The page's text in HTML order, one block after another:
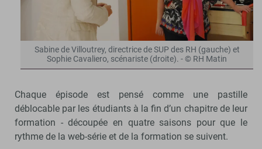
Sabine de Villoutrey, directrice de SUP des RH (gauche) et
Sophie Cavaliero, scénariste (droite). - © RH Matin
Chaque épisode est pensé comme une pastille
déblocable par les étudiants à la fin d’un chapitre de leur
formation - découpée en quatre saisons pour que le
rythme de la web-série et de la formation se suivent.